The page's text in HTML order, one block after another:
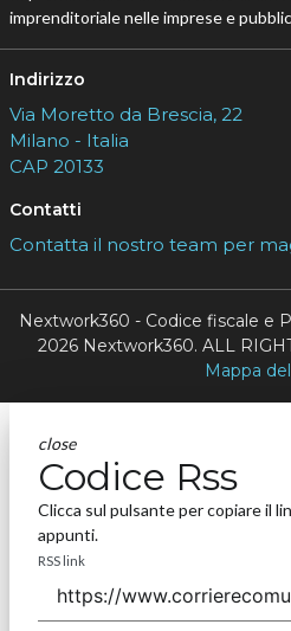
imprenditoriale nelle imprese e
Indirizzo
Via Moretto da Brescia, 22
Milano - Italia
CAP 20133
Contatti
Contatta il nostro team per
Nextwork360 - Codice fiscale e
2026 Nextwork360. ALL
Mappa
close
Codice Rss
Clicca sul pulsante per copiare il
appunti.
RSS link